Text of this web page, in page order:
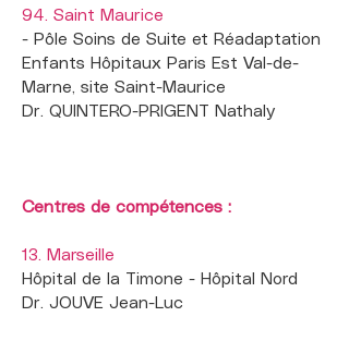
94. Saint Maurice
- Pôle Soins de Suite et Réadaptation
Enfants Hôpitaux Paris Est Val-de-
Marne, site Saint-Maurice
Dr. QUINTERO-PRIGENT Nathaly
Centres de compétences :
13. Marseille
Hôpital de la Timone - Hôpital Nord
Dr. JOUVE Jean-Luc